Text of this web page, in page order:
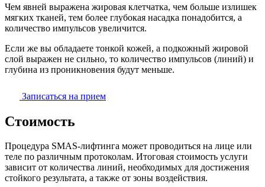
Чем явней выражена жировая клетчатка, чем больше излишек
мягких тканей, тем более глубокая насадка понадобится, а
количество импульсов увеличится.
Если же вы обладаете тонкой кожей, а подкожный жировой
слой выражен не сильно, то количество импульсов (линий) и
глубина из проникновения будут меньше.
Записаться на прием
Стоимость
Процедура SMAS-лифтинга может проводиться на лице или
теле по различным протоколам. Итоговая стоимость услуги
зависит от количества линий, необходимых для достижения
стойкого результата, а также от зоны воздействия.